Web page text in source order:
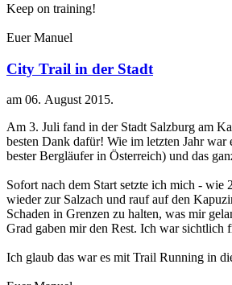
Keep on training!
Euer Manuel
City Trail in der Stadt
am 06. August 2015.
Am 3. Juli fand in der Stadt Salzburg am
besten Dank dafür! Wie im letzten Jahr
bester Bergläufer in Österreich) und das
Sofort nach dem Start setzte ich mich -
wieder zur Salzach und rauf auf den
Schaden in Grenzen zu halten, was mir
Grad gaben mir den Rest. Ich war sichtlich
Ich glaub das war es mit Trail Running in